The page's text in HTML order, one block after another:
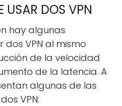
USAR DOS VPN
hay algunas
dos VPN al mismo
de la velocidad
de la latencia. A
algunas de las
VPN: